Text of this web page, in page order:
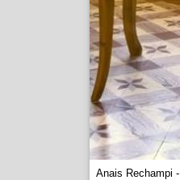
Anais Rechampi -